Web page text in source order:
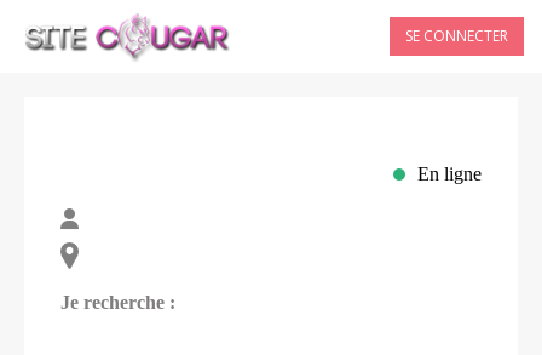
SE CONNECTER
En ligne
Je recherche :